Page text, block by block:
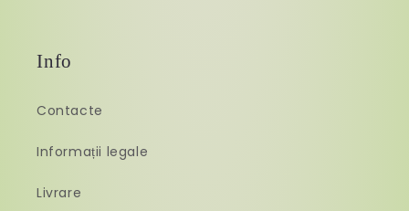
Info
Contacte
Informații legale
Livrare